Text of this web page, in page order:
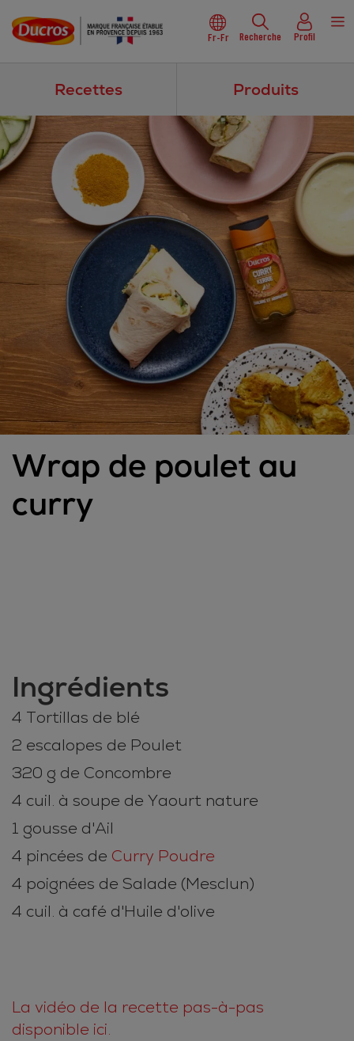
Fr-Fr Recherche Profil
Recettes Produits
Wrap de poulet au
curry
Ingrédients
4 Tortillas de blé
2 escalopes de Poulet
320 g de Concombre
4 cuil. à soupe de Yaourt nature
1 gousse d'Ail
4 pincées de Curry Poudre
4 poignées de Salade (Mesclun)
4 cuil. à café d'Huile d'olive
La vidéo de la recette pas-à-pas
disponible ici.